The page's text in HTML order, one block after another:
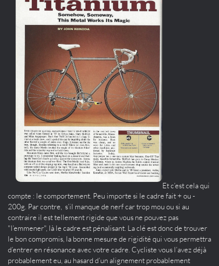
Et c’est cela qui
compte : le comportement. Peu importe si le cadre fait + ou -
200g. Par contre, s’il manque de nerf car trop mou ou si au
contraire il est tellement rigide que vous ne pouvez pas
"l’emmener", là le cadre est pénalisant. La clé est donc de trouver
le bon compromis, la bonne mesure de rigidité qui vous permettra
d’entrer en résonance avec votre cadre. Cycliste vous l’avez déjà
probablement eu, au hasard d’un alignement probablement